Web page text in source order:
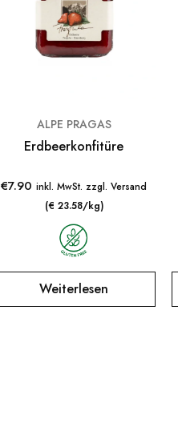
ALPE PRAGAS
Erdbeerkonfitüre
€7.90 inkl. MwSt. zzgl. Versand
(€ 23.58/kg)
Weiterlesen